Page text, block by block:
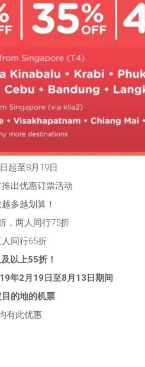
起至8月19日
出优惠订票活动
多越划算！
，两人同行75折
同行65折
以上55折！
年2月19日至8月13日期间
的地的机票
有此优惠